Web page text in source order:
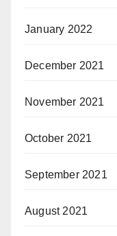
January 2022
December 2021
November 2021
October 2021
September 2021
August 2021